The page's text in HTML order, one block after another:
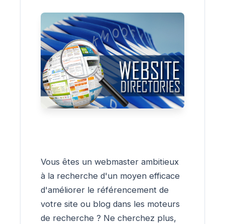
Vous êtes un webmaster ambitieux
à la recherche d'un moyen efficace
d'améliorer le référencement de
votre site ou blog dans les moteurs
de recherche ? Ne cherchez plus,